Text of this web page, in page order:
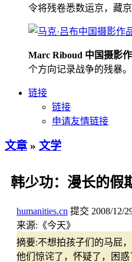
令将残卷悉数运京，藏
Marc Riboud 中国摄影
个方向记录战争的残暴
链接
链接
申请友情链接
文章 » 文学
韩少功：漫长的假
humanities.cn 提交 2008/12/
来源: 《今天》
摘要:不想拍孩子们的马屁
他们惊诧了，怀疑了，困